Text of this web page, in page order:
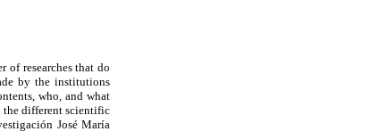
of researches that do
by the institutions
who, and what
the different scientific
José María